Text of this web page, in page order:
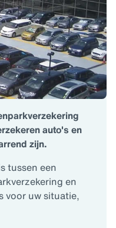
auto's en
zijn.
tussen een
en
voor uw situatie,